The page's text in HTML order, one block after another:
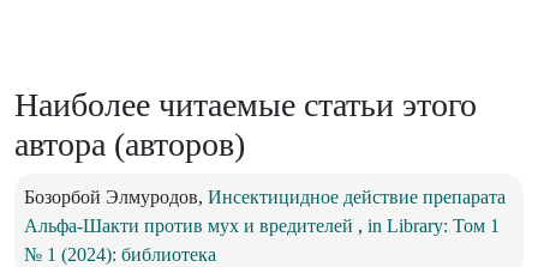
Наиболее читаемые статьи этого
автора (авторов)
Бозорбой Элмуродов, Инсектицидное действие препарата
Альфа-Шакти против мух и вредителей , in Library: Том 1
№ 1 (2024): библиотека